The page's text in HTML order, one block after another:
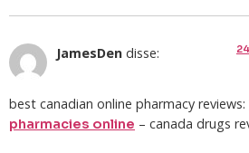
JamesDen disse:
best canadian online pharmacy reviews:
pharmacies online – canada drugs